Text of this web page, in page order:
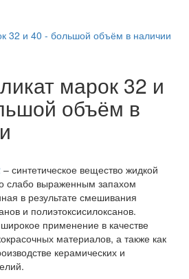
32 и 40 - большой объём в наличии
марок 32 и
объём в
– синтетическое вещество жидкой
слабо выраженным запахом
в результате смешивания
и полиэтоксисилоксанов.
применение в качестве
материалов, а также как
керамических и